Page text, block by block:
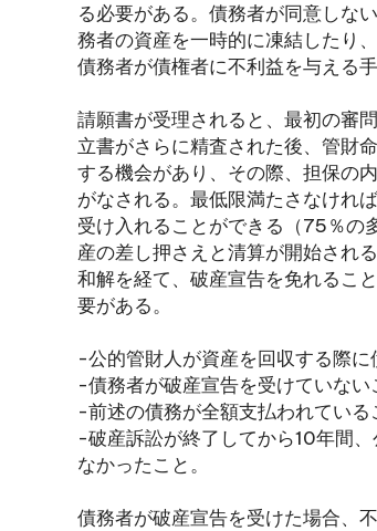
る必要がある。債務者が同意しな
務者の資産を一時的に凍結したり
債務者が債権者に不利益を与える
請願書が受理されると、最初の審
立書がさらに精査された後、管財
する機会があり、その際、担保の
がなされる。最低限満たさなけれ
受け入れることができる（75％の
産の差し押さえと清算が開始され
和解を経て、破産宣告を免れるこ
要がある。
-公的管財人が資産を回収する際に
-債務者が破産宣告を受けていない
-前述の債務が全額支払われている
-破産訴訟が終了してから10年間
なかったこと。
債務者が破産宣告を受けた場合、